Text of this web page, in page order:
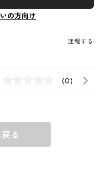
の方向け
通報する
(0)
る